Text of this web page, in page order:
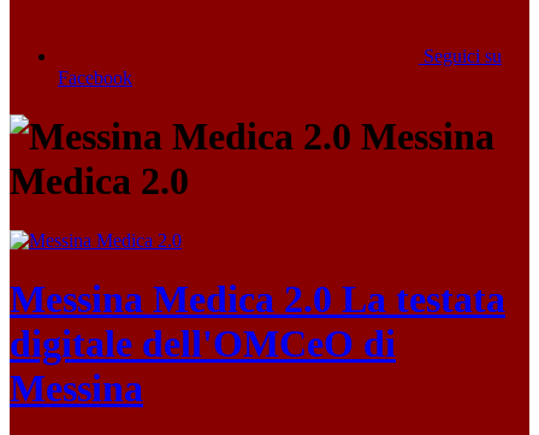
Seguici su
Facebook
Messina
Medica 2.0
Messina Medica 2.0 La testata
digitale dell'OMCeO di
Messina